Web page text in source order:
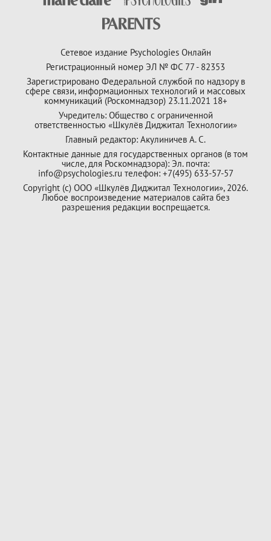
Сетевое издание Psychologies Онлайн
Регистрационный номер ЭЛ № ФС 77 - 82353
Зарегистрировано Федеральной службой по надзору в
сфере связи, информационных технологий и массовых
коммуникаций (Роскомнадзор) 23.11.2021 18+
Учредитель: Общество с ограниченной
ответственностью «Шкулёв Диджитал Технологии»
Главный редактор: Акулиничев А. С.
Контактные данные для государственных органов (в том
числе, для Роскомнадзора): Эл. почта:
info@psychologies.ru телефон: +7(495) 633-57-57
Copyright (с) ООО «Шкулёв Диджитал Технологии», 2026.
Любое воспроизведение материалов сайта без
разрешения редакции воспрещается.